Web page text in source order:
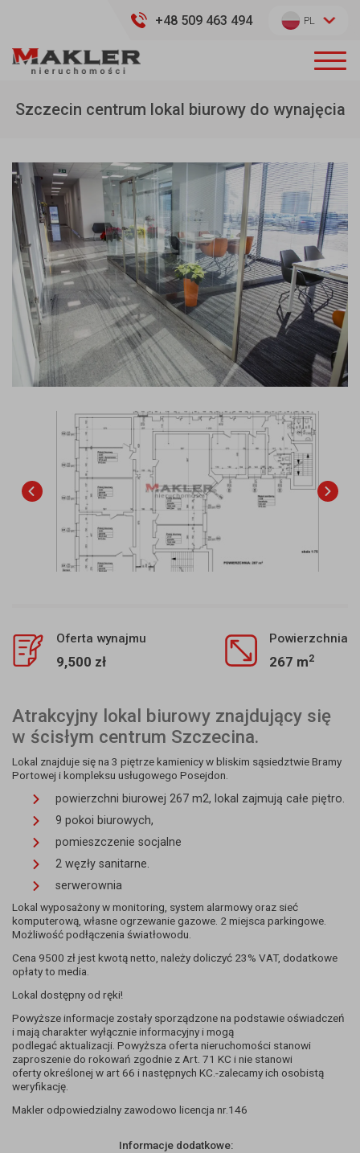
+48 509 463 494 PL
Szczecin centrum lokal biurowy do wynajęcia
Oferta wynajmu
9,500 zł
Powierzchnia
267 m2
Atrakcyjny lokal biurowy znajdujący się
w ścisłym centrum Szczecina.
Lokal znajduje się na 3 piętrze kamienicy w bliskim sąsiedztwie Bramy
Portowej i kompleksu usługowego Posejdon.
powierzchni biurowej 267 m2, lokal zajmują całe piętro.
9 pokoi biurowych,
pomieszczenie socjalne
2 węzły sanitarne.
serwerownia
Lokal wyposażony w monitoring, system alarmowy oraz sieć
komputerową, własne ogrzewanie gazowe. 2 miejsca parkingowe.
Możliwość podłączenia światłowodu.
Cena 9500 zł jest kwotą netto, należy doliczyć 23% VAT, dodatkowe
opłaty to media.
Lokal dostępny od ręki!
Powyższe informacje zostały sporządzone na podstawie oświadczeń
i mają charakter wyłącznie informacyjny i mogą
podlegać aktualizacji. Powyższa oferta nieruchomości stanowi
zaproszenie do rokowań zgodnie z Art. 71 KC i nie stanowi
oferty określonej w art 66 i następnych KC.-zalecamy ich osobistą
weryfikację.
Makler odpowiedzialny zawodowo licencja nr.146
Informacje dodatkowe: